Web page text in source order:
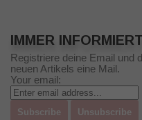
IMMER
Registriere deine Email und
neuen Artikels eine Mail.
Your email: